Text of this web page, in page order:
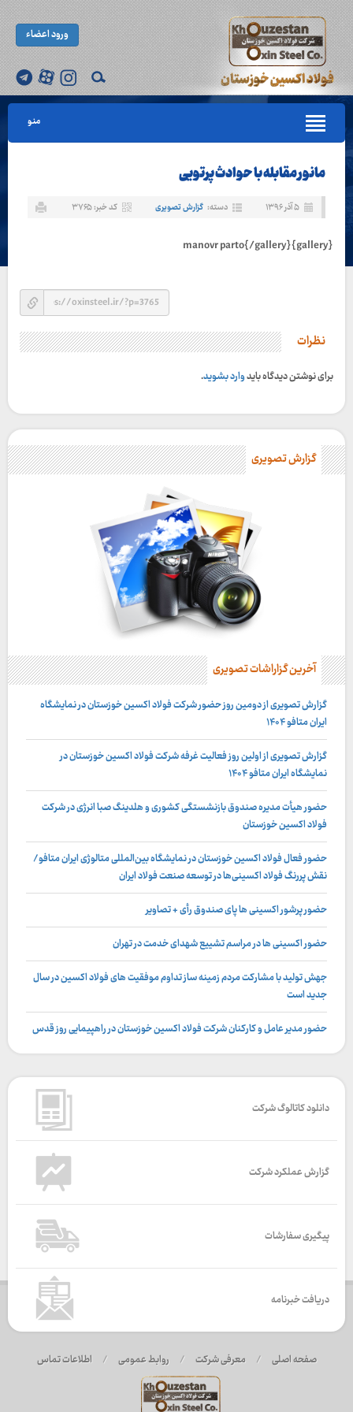
ورود اعضاء
منو
مانور مقابله با حوادث پرتویی
۵ آذر ۱۳۹۶ دسته: گزارش تصویری کد خبر: ۳۷۶۵
{gallery}manovr parto{/gallery}
نظرات
برای نوشتن دیدگاه بایدوارد بشوید.
گزارش تصویری
آخرین گزاراشات تصویری
گزارش تصویری از دومین روز حضور شرکت فولاد اکسین خوزستان در نمایشگاه
ایران متافو ۱۴۰۴
گزارش تصویری از اولین روز فعالیت غرفه شرکت فولاد اکسین خوزستان در
نمایشگاه ایران متافو ۱۴۰۴
حضور هیأت مدیره صندوق بازنشستگی کشوری و هلدینگ صبا انرژی در شرکت
فولاد اکسین خوزستان
حضور فعال فولاد اکسین خوزستان در نمایشگاه بین‌المللی متالوژی ایران متافو/
نقش پررنگ فولاد اکسینی‌ها در توسعه صنعت فولاد ایران
حضور پرشور اکسینی ها پای صندوق رأی + تصاویر
حضور اکسینی ها در مراسم تشییع شهدای خدمت در تهران
جهش تولید با مشارکت مردم زمینه ساز تداوم موفقیت های فولاد اکسین در سال
جدید است
حضور مدیر عامل و کارکنان شرکت فولاد اکسین خوزستان در راهپیمایی روز قدس
دانلود کاتالوگ شرکت
گزارش عملکرد شرکت
پیگیری سفارشات
دریافت خبرنامه
صفحه اصلی / معرفی شرکت / روابط عمومی / اطلاعات تماس